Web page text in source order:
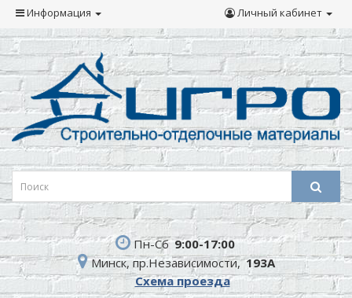
Информация Личный кабинет
Пн-Сб 9:00-17:00
Минск, пр.Независимости, 193А
Схема проезда